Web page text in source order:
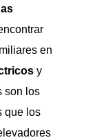
en
y
son los
que los